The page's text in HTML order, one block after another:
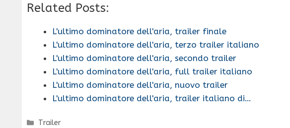
Related Posts:
L'ultimo dominatore dell'aria, trailer finale
L'ultimo dominatore dell'aria, terzo trailer italiano
L'ultimo dominatore dell'aria, secondo trailer
L'ultimo dominatore dell'aria, full trailer italiano
L'ultimo dominatore dell'aria, nuovo trailer
L'ultimo dominatore dell'aria, trailer italiano di…
Categorie
Trailer